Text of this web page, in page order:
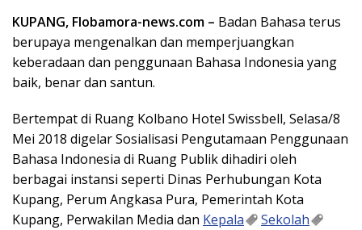
KUPANG, Flobamora-news.com – Badan Bahasa terus
berupaya mengenalkan dan memperjuangkan
keberadaan dan penggunaan Bahasa Indonesia yang
baik, benar dan santun.
Bertempat di Ruang Kolbano Hotel Swissbell, Selasa/8
Mei 2018 digelar Sosialisasi Pengutamaan Penggunaan
Bahasa Indonesia di Ruang Publik dihadiri oleh
berbagai instansi seperti Dinas Perhubungan Kota
Kupang, Perum Angkasa Pura, Pemerintah Kota
Kupang, Perwakilan Media dan Kepala
Sekolah